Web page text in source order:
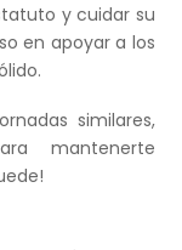
y cuidar su
en apoyar a los
similares,
mantenerte